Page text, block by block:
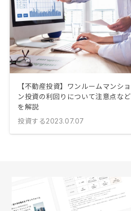
【不動産投資】ワンルームマンショ
ン投資の利回りについて注意点など
を解説
投資する2023.07.07